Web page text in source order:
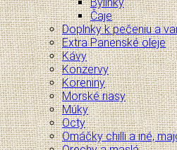
Čaje
Doplnky k pečeniu a
Extra Panenské oleje
Kávy
Konzervy
Koreniny
Morské riasy
Múky
Octy
Omáčky chilli a iné,